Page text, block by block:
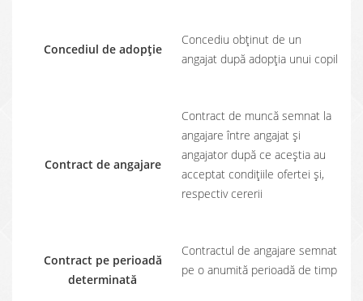
Concediul de adopție
Concediu obținut de un
angajat după adopția unui copil
Contract de angajare
Contract de muncă semnat la
angajare între angajat și
angajator după ce aceștia au
acceptat condițiile ofertei și,
respectiv cererii
Contract pe perioadă
determinată
Contractul de angajare semnat
pe o anumită perioadă de timp